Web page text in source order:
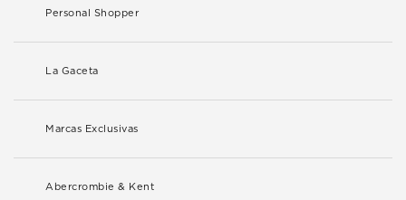
Personal Shopper
La Gaceta
Marcas Exclusivas
Abercrombie & Kent